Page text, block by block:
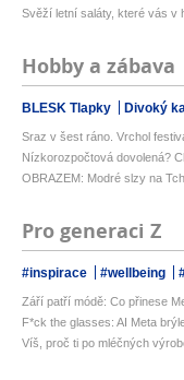
Svěží letní saláty, které vás v
Hobby a zábava
BLESK Tlapky Divoký
Sraz v šest ráno. Vrchol
Nízkorozpočtová dovolená?
OBRAZEM: Modré slzy na
Pro generaci Z
#inspirace #wellbeing
Září patří módě: Co přinese
F*ck the glasses: AI Meta
Víš, proč ti po mléčných